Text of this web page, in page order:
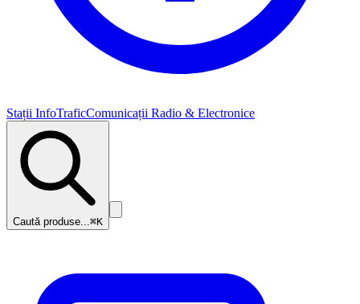
Stații InfoTraficComunicații Radio & Electronice
Caută produse...⌘K